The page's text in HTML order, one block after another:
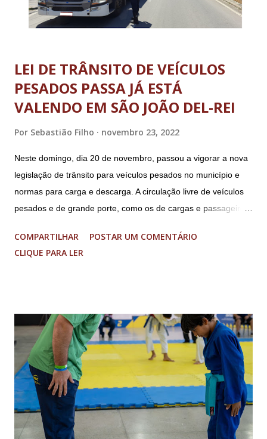
LEI DE TRÂNSITO DE VEÍCULOS
PESADOS PASSA JÁ ESTÁ
VALENDO EM SÃO JOÃO DEL-REI
Por Sebastião Filho novembro 23, 2022
Neste domingo, dia 20 de novembro, passou a vigorar a nova
legislação de trânsito para veículos pesados no município e
normas para carga e descarga. A circulação livre de veículos
pesados e de grande porte, como os de cargas e passageiros
Tijuco (com total liberdade apenas no Colônia). No centro
histórico e área restrita à circulação de veículos cujo peso
das 08h às 18h; aos sábados das 08h às 13h; Nos domingos e
feriados livres. Haverá tolerância de 30 minutos, após o
término dos horários estabelecidos aos veículos que já se
encontrarem em operação de descarga. A nova legislação vale
para os ônibus que viajam entre estados e municípios quanto
carretas e caminhões pesados. A determinação não se aplica
aos ônibus que realizam o transporte dentro da...
COMPARTILHAR
POSTAR UM COMENTÁRIO
CLIQUE PARA LER